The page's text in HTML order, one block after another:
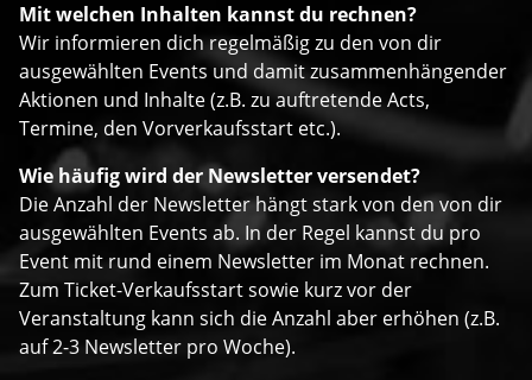
Mit welchen Inhalten kannst du rechnen?
Wir informieren dich regelmäßig zu den von dir
ausgewählten Events und damit zusammenhängender
Aktionen und Inhalte (z.B. zu auftretende Acts,
Termine, den Vorverkaufsstart etc.).
Wie häufig wird der Newsletter versendet?
Die Anzahl der Newsletter hängt stark von den von dir
ausgewählten Events ab. In der Regel kannst du pro
Event mit rund einem Newsletter im Monat rechnen.
Zum Ticket-Verkaufsstart sowie kurz vor der
Veranstaltung kann sich die Anzahl aber erhöhen (z.B.
auf 2-3 Newsletter pro Woche).